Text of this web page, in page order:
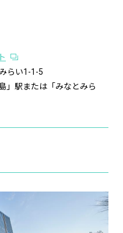
らい1-1-5
」駅または「みなとみら